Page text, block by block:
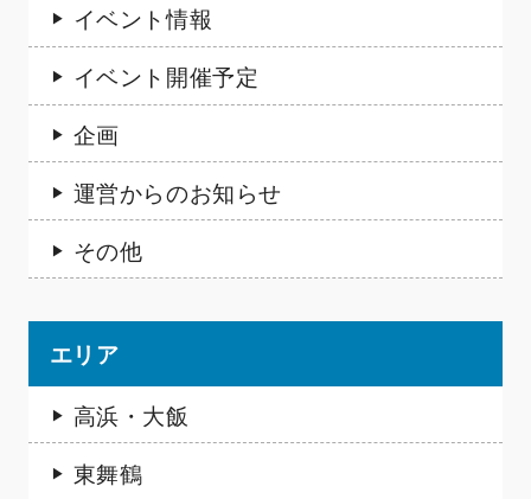
イベント情報
イベント開催予定
企画
運営からのお知らせ
その他
エリア
高浜・大飯
東舞鶴